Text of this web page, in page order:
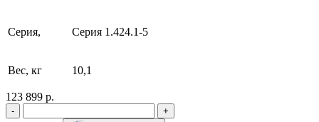
Серия, Серия 1.424.1-5
Вес, кг 10,1
123 899 р.
- +